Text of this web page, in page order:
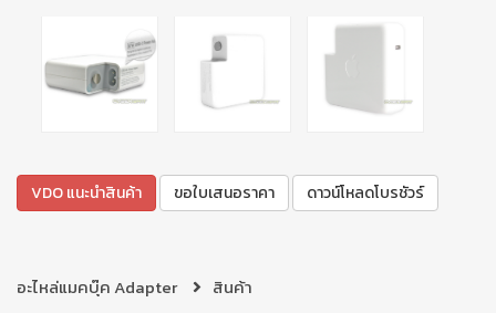
VDO แนะนำสินค้า ขอใบเสนอราคา ดาวน์โหลดโบรชัวร์
อะไหล่แมคบุ๊ค Adapter สินค้า